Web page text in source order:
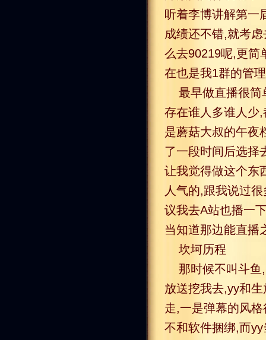
听着李博讲解第一
成绩还不错,就考
么去90219呢,更简
在也是我1群的管
最早做直播很
存在谁人多谁人少
是蘑菇大叔的午夜
了一段时间后选择
让我觉得做这个东
人气的,跟我说过
议我去A站也播一
当知道那边能直播
坎坷历程
那时候不叫斗
放送挖我去,yy和
走,一是弹幕的风
不和软件捆绑,而